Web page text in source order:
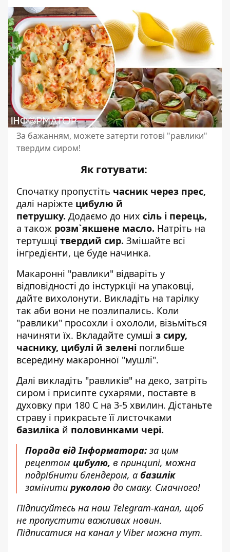
За бажанням, можете затерти готові "равлики"
твердим сиром!
Як готувати:
Спочатку пропустіть часник через прес,
далі наріжте цибулю й
петрушку. Додаємо до них сіль і перець,
а також розм`якшене масло. Натріть на
тертушці твердий сир. Змішайте всі
інгредієнти, це буде начинка.
Макаронні "равлики" відваріть у
відповідності до інстуркції на упаковці,
дайте вихолонути. Викладіть на тарілку
так аби вони не позлипались. Коли
"равлики" просохли і охололи, візьміться
начиняти їх. Вкладайте сумші з сиру,
часнику, цибулі й зелені поглибше
всередину макаронної "мушлі".
Далі викладіть "равликів" на деко, затріть
сиром і присипте сухарями, поставте в
духовку при 180 С на 3-5 хвилин. Дістаньте
страву і прикрасьте її листочками
базиліка й половинками чері.
Порада від Інформатора: за цим
рецептом цибулю, в принципі, можна
подрібнити блендером, а базилік
замінити руколою до смаку. Смачного!
Підписуйтесь на наш Telegram-канал, щоб
не пропустити важливих новин.
Підписатися на канал у Viber можна тут.